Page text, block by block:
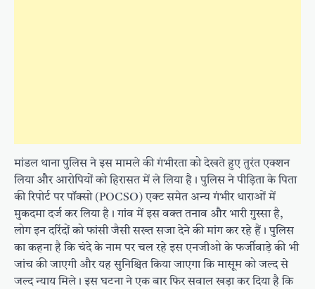
मांडल थाना पुलिस ने इस मामले की गंभीरता को देखते हुए तुरंत एक्शन
लिया और आरोपियों को हिरासत में ले लिया है। पुलिस ने पीड़िता के पिता
की रिपोर्ट पर पॉक्सो (POCSO) एक्ट समेत अन्य गंभीर धाराओं में
मुकदमा दर्ज कर लिया है। गांव में इस वक्त तनाव और भारी गुस्सा है,
लोग इन दरिंदों को फांसी जैसी सख्त सजा देने की मांग कर रहे हैं। पुलिस
का कहना है कि चंदे के नाम पर चल रहे इस एनजीओ के फर्जीवाड़े की भी
जांच की जाएगी और यह सुनिश्चित किया जाएगा कि मासूम को जल्द से
जल्द न्याय मिले। इस घटना ने एक बार फिर सवाल खड़ा कर दिया है कि